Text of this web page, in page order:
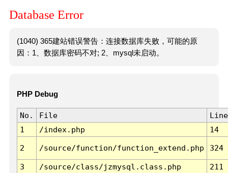
Database Error
(1040) 365建站错误警告：连接数据库失败，可能的原
因：1、数据库密码不对; 2、mysql未启动。
PHP Debug
No. File
Line
1
/index.php 14
2 /source/function/function_extend.php 324
3 /source/class/jzmysql.class.php
211